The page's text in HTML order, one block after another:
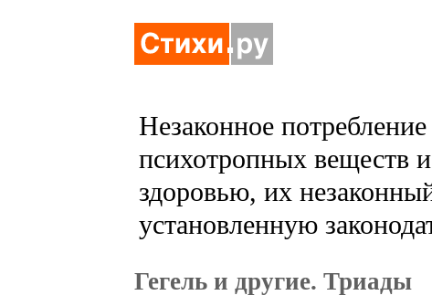
Незаконное
психотропных веществ
здоровью, их
установленную
Гегель и другие. Триады